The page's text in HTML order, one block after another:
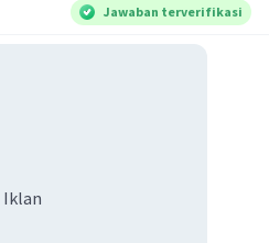
Jawaban terverifikasi
Iklan